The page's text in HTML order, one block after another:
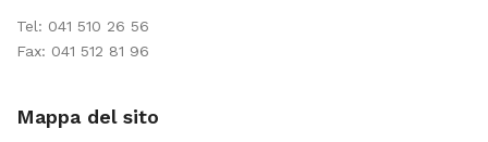
Tel: 041 510 26 56
Fax: 041 512 81 96
Mappa del sito